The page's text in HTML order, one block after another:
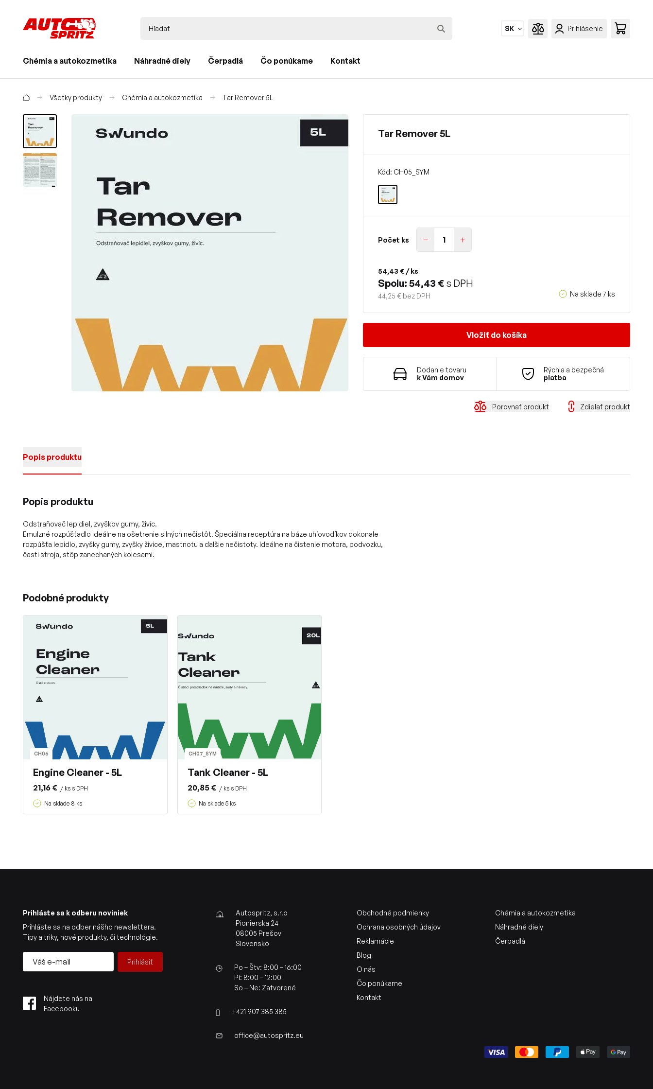
SK Prihlásenie
Chémia a autokozmetika Náhradné diely Čerpadlá Čo ponúkame Kontakt
Všetky produkty Chémia a autokozmetika Tar Remover 5L
Tar Remover 5L
Kód: CH05_SYM
Počet ks
54,43 € / ks
Spolu: 54,43 € s DPH
44,25 € bez DPH Na sklade 7 ks
Vložiť do košíka
Dodanie tovaru
k Vám domov
Rýchla a bezpečná
platba
Porovnať produkt Zdielať produkt
Popis produktu
Popis produktu
Odstraňovač lepidiel, zvyškov gumy, živíc.
Emulzné rozpúšťadlo ideálne na ošetrenie silných nečistôt. Špeciálna receptúra na báze uhľovodíkov dokonale
rozpúšťa lepidlo, zvyšky gumy, zvyšky živice, mastnotu a ďalšie nečistoty. Ideálne na čistenie motora, podvozku,
časti stroja, stôp zanechaných kolesami.
Podobné produkty
CH06
Engine Cleaner - 5L
21,16 € / ks s DPH
Na sklade 8 ks
CH07_SYM
Tank Cleaner - 5L
20,85 € / ks s DPH
Na sklade 5 ks
Prihláste sa k odberu noviniek
Prihláste sa na odber nášho newslettera.
Tipy a triky, nové produkty, či technológie.
Prihlásiť
Nájdete nás na
Facebooku
Autospritz, s.r.o
Pionierska 24
08005 Prešov
Slovensko
Po – Štv: 8:00 – 16:00
Pi: 8:00 – 12:00
So – Ne: Zatvorené
+421 907 385 385
office@autospritz.eu
Obchodné podmienky
Ochrana osobných údajov
Reklamácie
Blog
O nás
Čo ponúkame
Kontakt
Chémia a autokozmetika
Náhradné diely
Čerpadlá